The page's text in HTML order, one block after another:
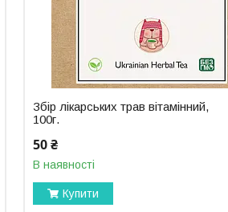
Збір лікарських трав вітамінний,
100г.
50 ₴
В наявності
Купити